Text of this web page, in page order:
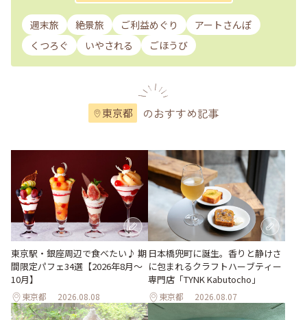
週末旅 絶景旅 ご利益めぐり
アートさんぽ
くつろぐ
いやされる ごほうび
東京都 のおすすめ記事
東京駅・銀座周辺で食べたい♪ 期
間限定パフェ34選【2026年8月～
10月】
東京都 2026.08.08
日本橋兜町に誕生。香りと静けさ
に包まれるクラフトハーブティー
専門店「TYNK Kabutocho」
東京都 2026.08.07